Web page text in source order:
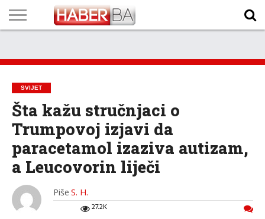
TECH
PROGRAM
PROGNOZA
PUTEVIMA
LISTA
NAMA
SVIJET
Šta kažu stručnjaci o
Trumpovoj izjavi da
paracetamol izaziva autizam,
a Leucovorin liječi
Piše S. H.
27.2K